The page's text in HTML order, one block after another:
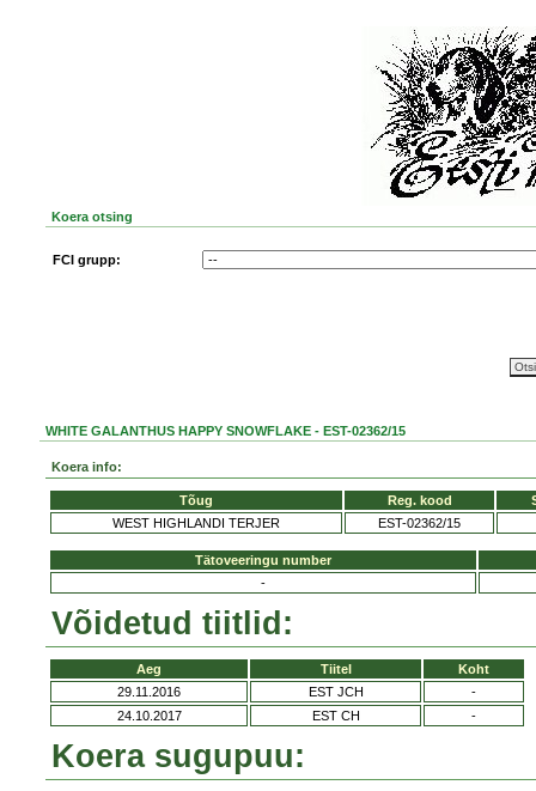
Koera otsing
FCI grupp:
WHITE GALANTHUS HAPPY SNOWFLAKE - EST-02362/15
Koera info:
Tõug Reg. kood
WEST HIGHLANDI TERJER
EST-02362/15
Tätoveeringu number
-
Võidetud tiitlid:
Aeg Tiitel
Koht
29.11.2016
EST JCH
-
24.10.2017
EST CH -
Koera sugupuu: